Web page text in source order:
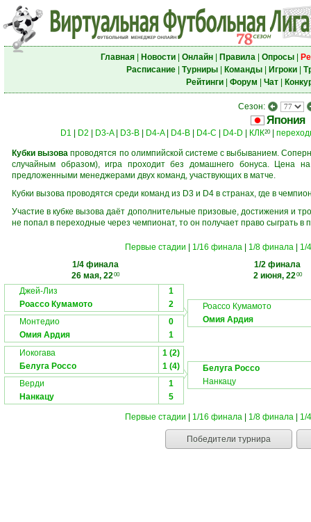
Главная| Новости| Онлайн| Правила| Опросы|
Расписание| Турниры| Команды| Игроки|
Рейтинги| Форум Чат|
Сезон:
Япония
D1 D2 D3-A| D3-B| D4-A| D4-B| D4-C D4-D КЛК20|
Кубки вызова проводятся по олимпийской системе с выбыванием.
случайным образом), игра проходит без домашнего бонуса. Цена
предложенными менеджерами двух команд, участвующих в матче.
Кубки вызова проводятся среди команд из D3 и D4 в странах, где в
Участие в кубке вызова даёт дополнительные призовые, достижения и
не попал в переходные через чемпионат, то он получает право сыграть
Первые стадии 1/16 финала| 1/8 финала|
1/
1/4 финала
26 мая, 2200
1/2 финала
2 июня, 2200
Джей-Лиз
1
Роассо Кумамото
2
Монтедио
0
Омия Ардия
1
Роассо Кумамото
Омия Ардия
Иокогава
1 (2)
Белуга Россо
1 (4)
Верди
1
Нанкацу
5
Белуга Россо
Нанкацу
Первые стадии 1/16 финала| 1/8 финала| 1/
Победители турнира